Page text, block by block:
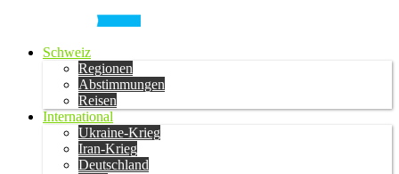
Schweiz
Regionen
Abstimmungen
Reisen
International
Ukraine-Krieg
Iran-Krieg
Deutschland